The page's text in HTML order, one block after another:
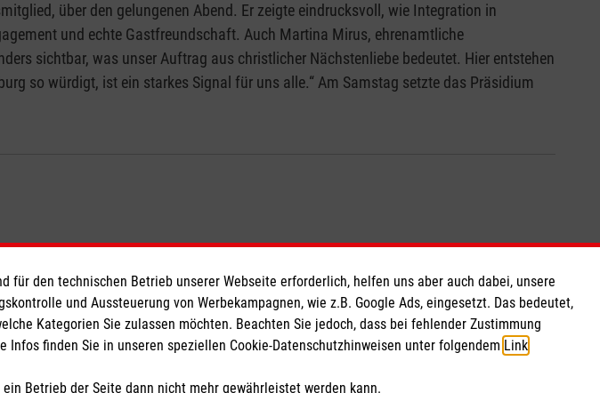
über den gelungenen Abend. Er zeigte eindrucksvoll, wie Integration in
und echte Gastfreundschaft. Auch Martina Mirus, ehrenamtliche
sichtbar, was unser Auftrag aus christlicher Nächstenliebe bedeutet. Hier entstehen
so würdigt, ist ein starkes Signal für uns alle.“ Am Samstag setzte das Präsidium
Spendenkonto
Empfänger: Malteser Hilfsdienst e.V.
So finden Sie uns
Hohe Heide 4
für den technischen Betrieb unserer Webseite erforderlich, helfen uns aber auch dabei, unsere
und Aussteuerung von Werbekampagnen, wie z.B. Google Ads, eingesetzt. Das bedeutet,
Kategorien Sie zulassen möchten. Beachten Sie jedoch, dass bei fehlender Zustimmung
finden Sie in unseren speziellen Cookie-Datenschutzhinweisen unter folgendem Link
Betrieb der Seite dann nicht mehr gewährleistet werden kann.